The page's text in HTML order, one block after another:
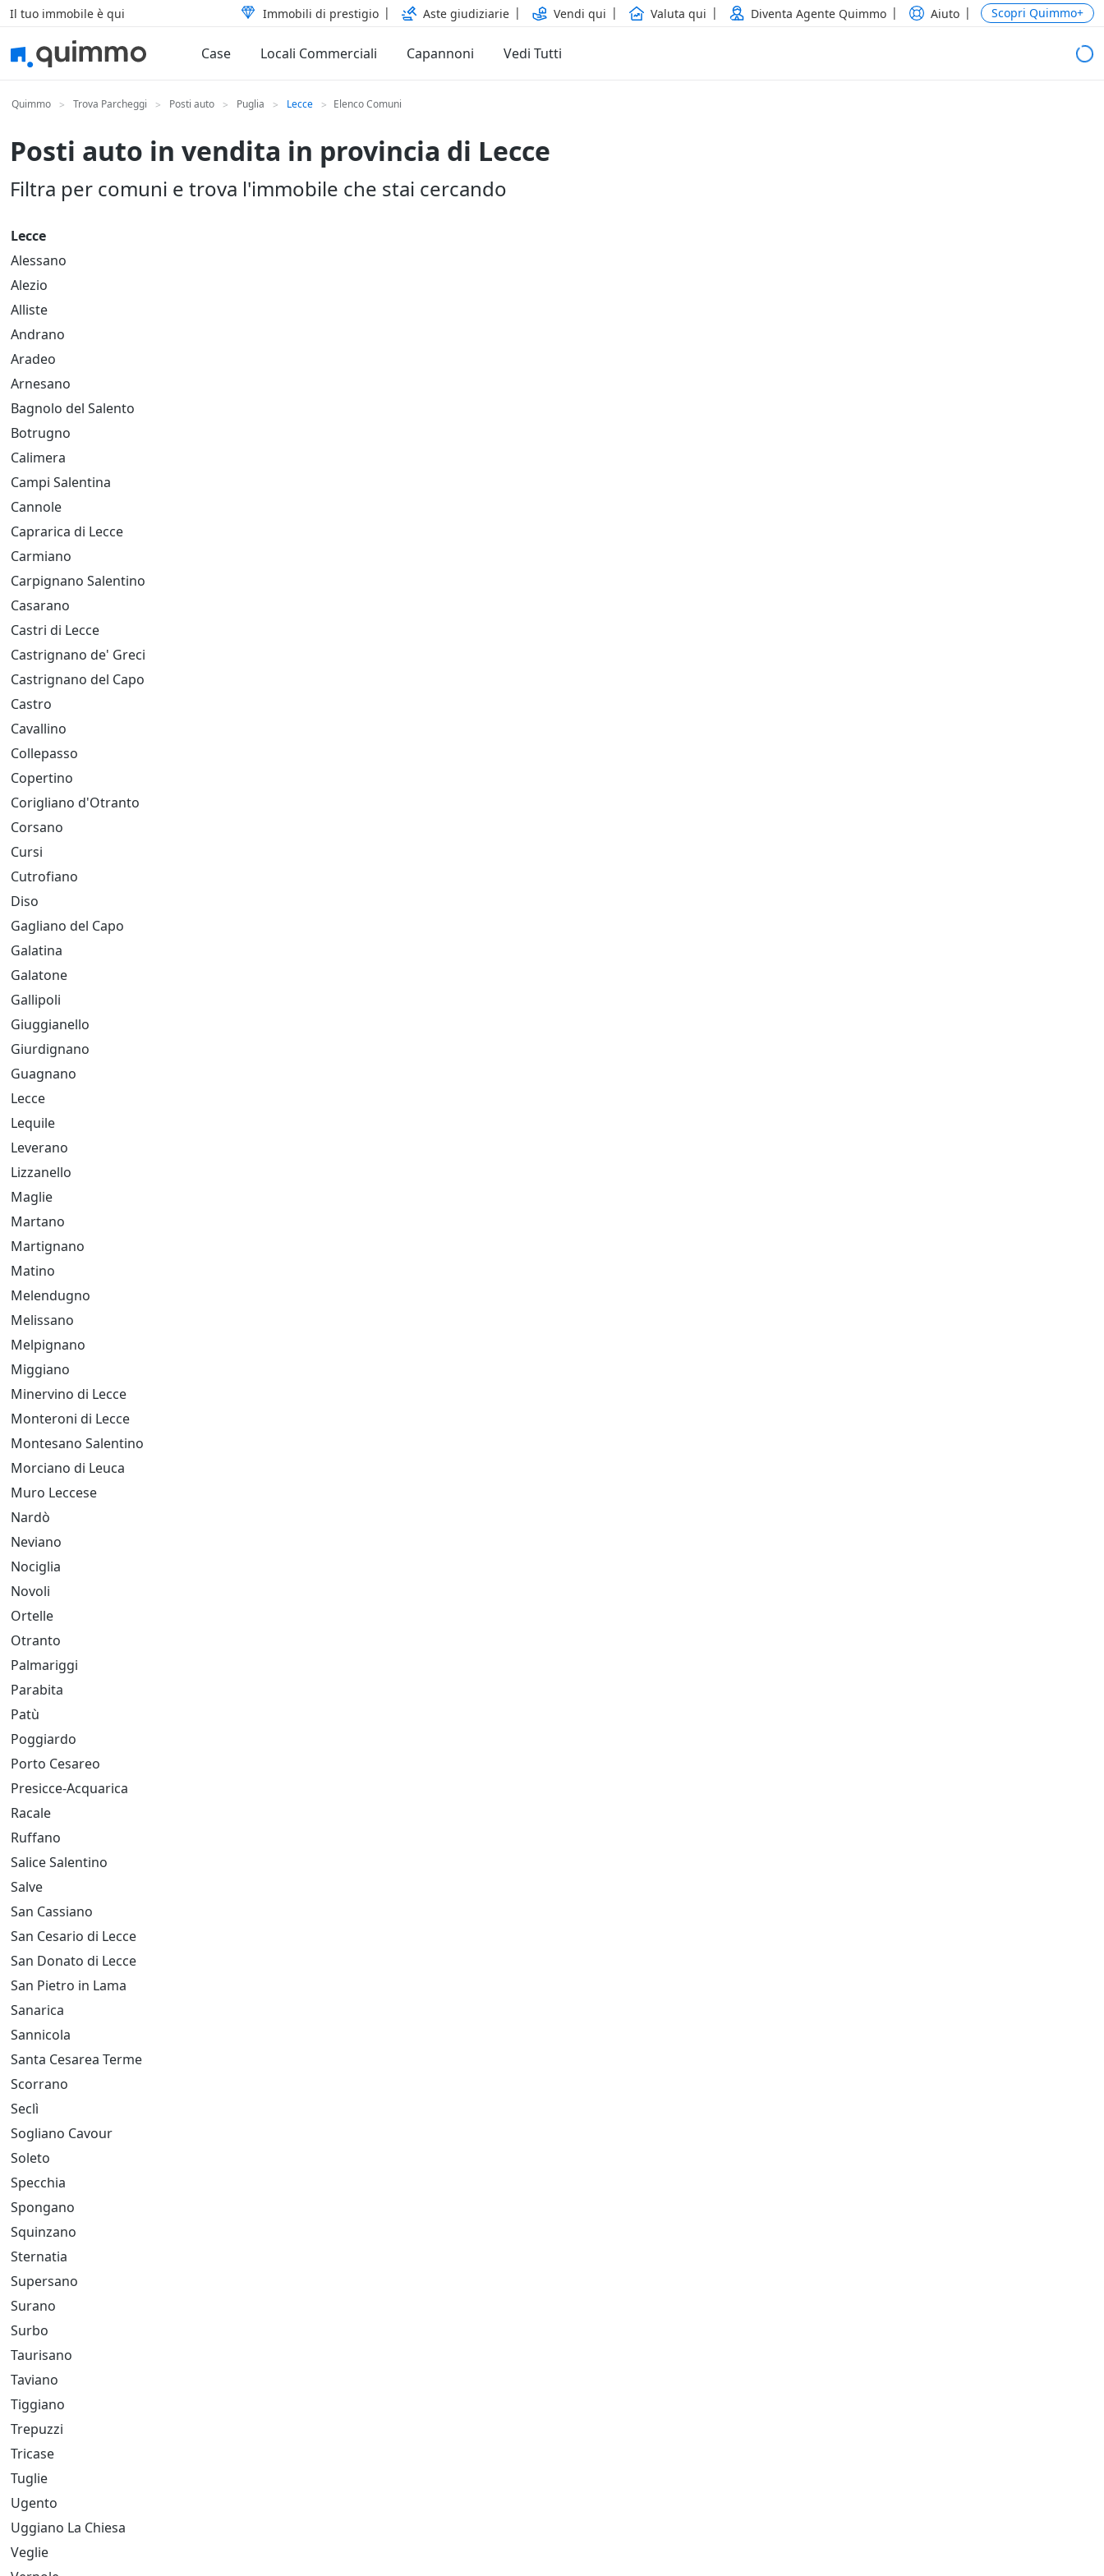
Il tuo immobile è qui Immobili di prestigio Aste giudiziarie Vendi qui Valuta qui Diventa Agente Quimmo Aiuto Scopri Quimmo+
Case Locali Commerciali Capannoni Vedi Tutti
Quimmo > Trova Parcheggi > Posti auto > Puglia > Lecce > Elenco Comuni
Posti auto in vendita in provincia di Lecce
Filtra per comuni e trova l'immobile che stai cercando
Lecce
Alessano
Alezio
Alliste
Andrano
Aradeo
Arnesano
Bagnolo del Salento
Botrugno
Calimera
Campi Salentina
Cannole
Caprarica di Lecce
Carmiano
Carpignano Salentino
Casarano
Castri di Lecce
Castrignano de' Greci
Castrignano del Capo
Castro
Cavallino
Collepasso
Copertino
Corigliano d'Otranto
Corsano
Cursi
Cutrofiano
Diso
Gagliano del Capo
Galatina
Galatone
Gallipoli
Giuggianello
Giurdignano
Guagnano
Lecce
Lequile
Leverano
Lizzanello
Maglie
Martano
Martignano
Matino
Melendugno
Melissano
Melpignano
Miggiano
Minervino di Lecce
Monteroni di Lecce
Montesano Salentino
Morciano di Leuca
Muro Leccese
Nardò
Neviano
Nociglia
Novoli
Ortelle
Otranto
Palmariggi
Parabita
Patù
Poggiardo
Porto Cesareo
Presicce-Acquarica
Racale
Ruffano
Salice Salentino
Salve
San Cassiano
San Cesario di Lecce
San Donato di Lecce
San Pietro in Lama
Sanarica
Sannicola
Santa Cesarea Terme
Scorrano
Seclì
Sogliano Cavour
Soleto
Specchia
Spongano
Squinzano
Sternatia
Supersano
Surano
Surbo
Taurisano
Taviano
Tiggiano
Trepuzzi
Tricase
Tuglie
Ugento
Uggiano La Chiesa
Veglie